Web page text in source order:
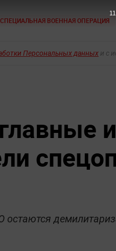
СПЕЦИАЛЬНАЯ ВОЕННАЯ ОПЕРАЦИЯ
Персональных данных и с
и
10